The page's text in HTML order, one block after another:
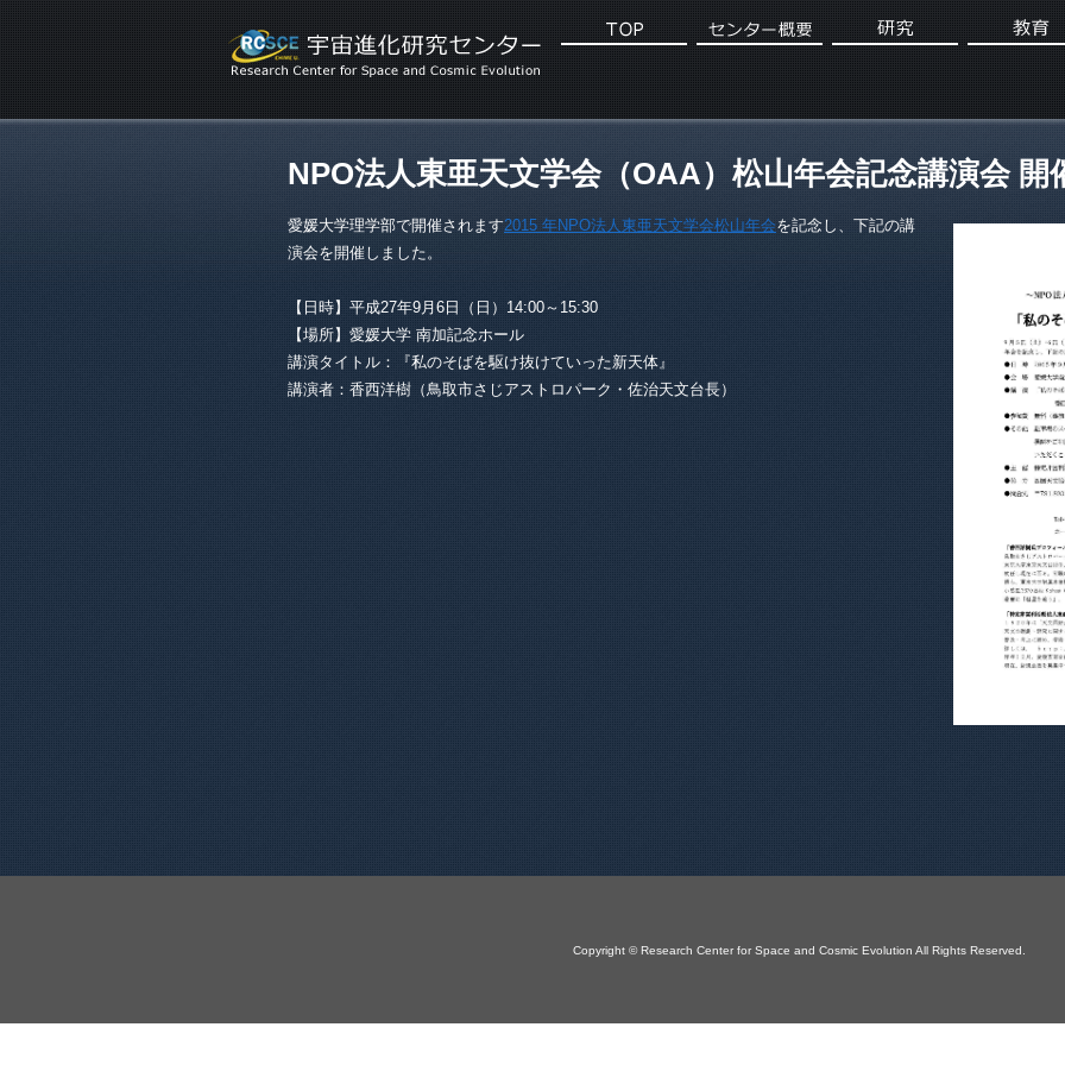
NPO法人東亜天文学会（OAA）松山年会記念講演会 開
愛媛大学理学部で開催されます2015 年NPO法人東亜天文学会松山年会を記念し、下記の講
演会を開催しました。
【日時】平成27年9月6日（日）14:00～15:30
【場所】愛媛大学 南加記念ホール
講演タイトル：『私のそばを駆け抜けていった新天体』
講演者：香西洋樹（鳥取市さじアストロパーク・佐治天文台長）
Copyright © Research Center for Space and Cosmic Evolution All Rights Reserved.